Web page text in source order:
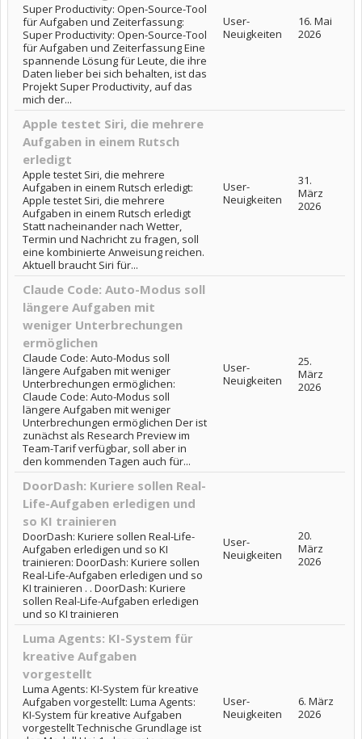
Super Productivity: Open-Source-Tool
für Aufgaben und Zeiterfassung:
Super Productivity: Open-Source-Tool
für Aufgaben und Zeiterfassung Eine
spannende Lösung für Leute, die ihre
Daten lieber bei sich behalten, ist das
Projekt Super Productivity, auf das
mich der...
User-
Neuigkeiten
16. Mai
2026
Apple testet Siri, die mehrere
Aufgaben in einem Rutsch
erledigt
Apple testet Siri, die mehrere
Aufgaben in einem Rutsch erledigt:
Apple testet Siri, die mehrere
Aufgaben in einem Rutsch erledigt
Statt nacheinander nach Wetter,
Termin und Nachricht zu fragen, soll
eine kombinierte Anweisung reichen.
Aktuell braucht Siri für...
User-
Neuigkeiten
31.
März
2026
Claude Code: Auto-Modus soll
längere Aufgaben mit
weniger Unterbrechungen
ermöglichen
Claude Code: Auto-Modus soll
längere Aufgaben mit weniger
Unterbrechungen ermöglichen:
Claude Code: Auto-Modus soll
längere Aufgaben mit weniger
Unterbrechungen ermöglichen Der ist
zunächst als Research Preview im
Team-Tarif verfügbar, soll aber in
den kommenden Tagen auch für...
User-
Neuigkeiten
25.
März
2026
DoorDash: Kuriere sollen Real-
Life-Aufgaben erledigen und
so KI trainieren
DoorDash: Kuriere sollen Real-Life-
Aufgaben erledigen und so KI
trainieren: DoorDash: Kuriere sollen
Real-Life-Aufgaben erledigen und so
KI trainieren . . DoorDash: Kuriere
sollen Real-Life-Aufgaben erledigen
und so KI trainieren
User-
Neuigkeiten
20.
März
2026
Luma Agents: KI-System für
kreative Aufgaben
vorgestellt
Luma Agents: KI-System für kreative
Aufgaben vorgestellt: Luma Agents:
KI-System für kreative Aufgaben
vorgestellt Technische Grundlage ist
User-
Neuigkeiten
6. März
2026